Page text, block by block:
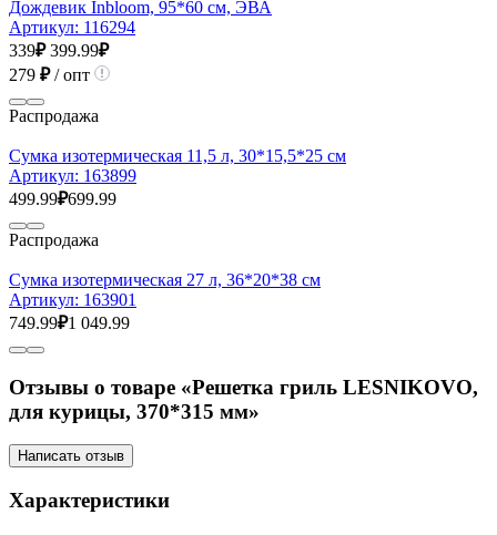
Дождевик Inbloom, 95*60 см, ЭВА
Артикул: 116294
339₽ 399.99₽
279 ₽/ опт
Распродажа
Сумка изотермическая 11,5 л, 30*15,5*25 см
Артикул: 163899
499.99₽699.99
Распродажа
Сумка изотермическая 27 л, 36*20*38 см
Артикул: 163901
749.99₽1 049.99
Отзывы о товаре «Решетка гриль LESNIKOVO,
для курицы, 370*315 мм»
Написать отзыв
Характеристики